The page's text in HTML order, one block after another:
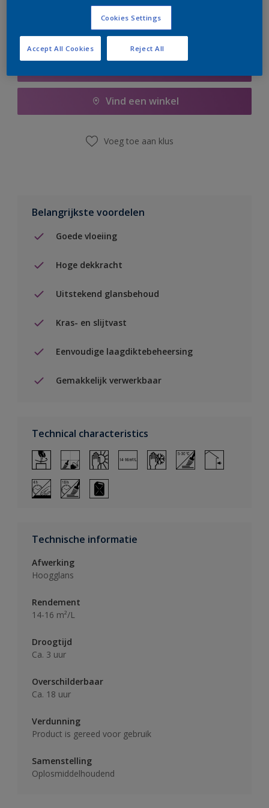
Vind een winkel
Voeg toe aan klus
Belangrijkste voordelen
Goede vloeiing
Hoge dekkracht
Uitstekend glansbehoud
Kras- en slijtvast
Eenvoudige laagdiktebeheersing
Gemakkelijk verwerkbaar
Technical characteristics
Technische informatie
Afwerking
Hoogglans
Rendement
14-16 m²/L
Droogtijd
Ca. 3 uur
Overschilderbaar
Ca. 18 uur
Verdunning
Product is gereed voor gebruik
Samenstelling
Oplosmiddelhoudend
Cookies Settings
Reject All
Accept All Cookies